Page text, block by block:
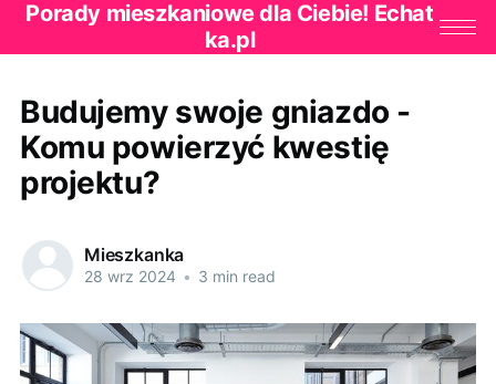
Porady mieszkaniowe dla Ciebie! Echat
ka.pl
Budujemy swoje gniazdo -
Komu powierzyć kwestię
projektu?
Mieszkanka
28 wrz 2024 • 3 min read